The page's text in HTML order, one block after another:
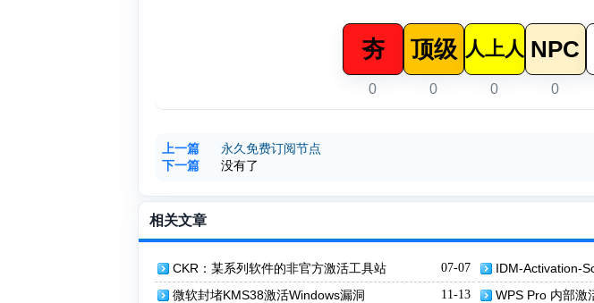
夯
0
顶级
0
人上人
0
NPC
0
上一篇
永久免费订阅节点
下一篇
没有了
相关文章
07-07
CKR：某系列软件的非官方激活工具站
IDM-Activation-
激活脚本中文版
11-13
微软封堵KMS38激活Windows漏洞 WPS Pro 内部激